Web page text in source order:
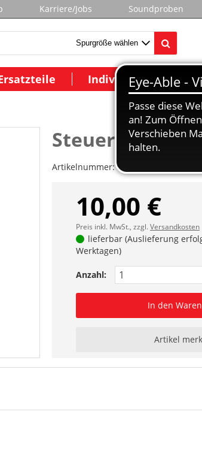
Karriere/Jobs Soundproben
Individuelle Modelle
Steuerung
Artikelnummer:ET50500-01
10,00 €
Preis inkl. MwSt., zzgl.Versandkosten
lieferbar (Auslieferung
Werktagen)
Anzahl:
In den
Artikel